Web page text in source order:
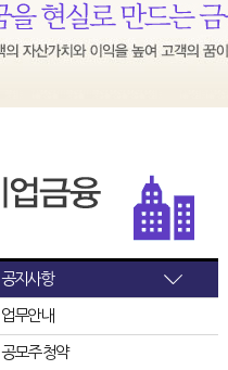
공지사항
업무안내
공모주 청약